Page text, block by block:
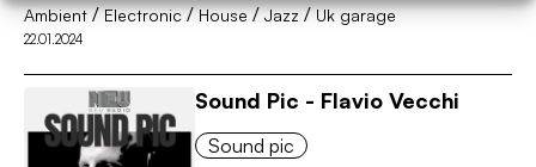
Ambient/Electronic/House/Jazz/Uk garage
22.01.2024
Sound Pic - Flavio Vecchi
Sound pic